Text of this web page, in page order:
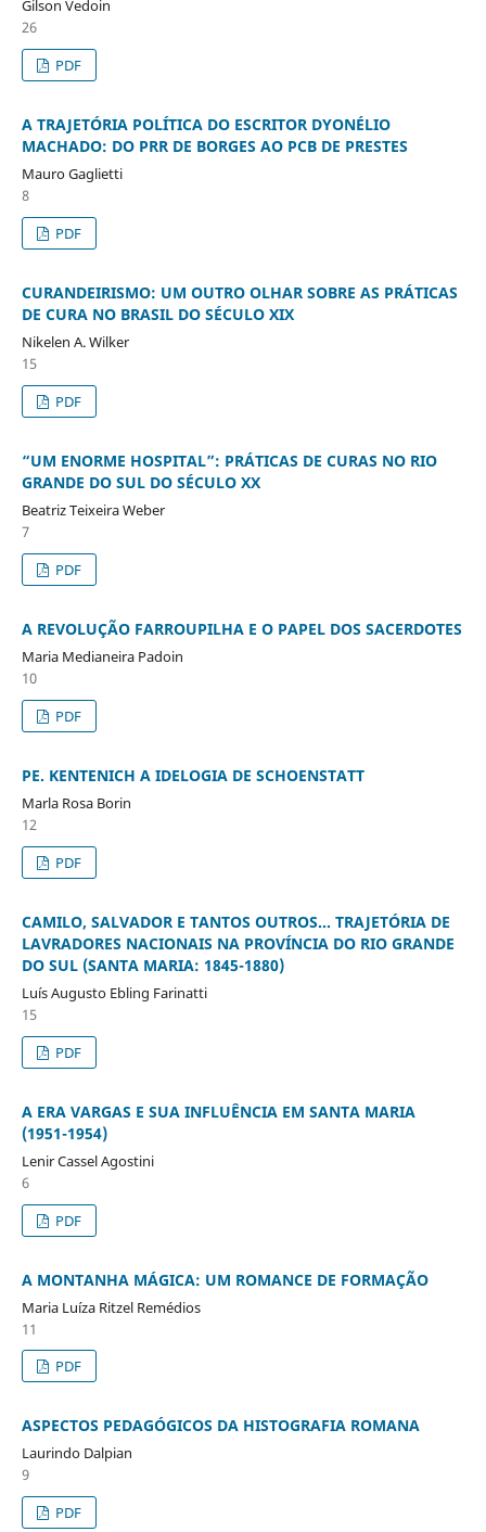
Gilson Vedoin
26
PDF
A TRAJETÓRIA POLÍTICA DO ESCRITOR DYONÉLIO
MACHADO: DO PRR DE BORGES AO PCB DE PRESTES
Mauro Gaglietti
8
PDF
CURANDEIRISMO: UM OUTRO OLHAR SOBRE AS PRÁTICAS
DE CURA NO BRASIL DO SÉCULO XIX
Nikelen A. Wilker
15
PDF
“UM ENORME HOSPITAL”: PRÁTICAS DE CURAS NO RIO
GRANDE DO SUL DO SÉCULO XX
Beatriz Teixeira Weber
7
PDF
A REVOLUÇÃO FARROUPILHA E O PAPEL DOS SACERDOTES
Maria Medianeira Padoin
10
PDF
PE. KENTENICH A IDELOGIA DE SCHOENSTATT
Marla Rosa Borin
12
PDF
CAMILO, SALVADOR E TANTOS OUTROS... TRAJETÓRIA DE
LAVRADORES NACIONAIS NA PROVÍNCIA DO RIO GRANDE
DO SUL (SANTA MARIA: 1845-1880)
Luís Augusto Ebling Farinatti
15
PDF
A ERA VARGAS E SUA INFLUÊNCIA EM SANTA MARIA
(1951-1954)
Lenir Cassel Agostini
6
PDF
A MONTANHA MÁGICA: UM ROMANCE DE FORMAÇÃO
Maria Luíza Ritzel Remédios
11
PDF
ASPECTOS PEDAGÓGICOS DA HISTOGRAFIA ROMANA
Laurindo Dalpian
9
PDF